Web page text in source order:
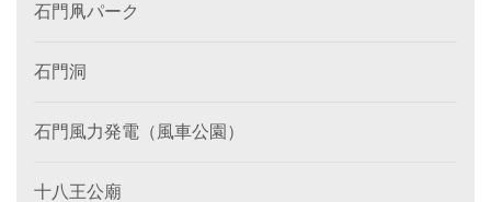
石門凧パーク
石門洞
石門風力発電（風車公園）
十八王公廟